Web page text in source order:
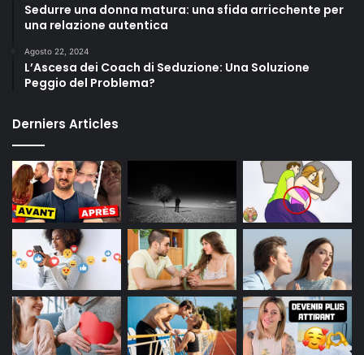
Sedurre una donna matura: una sfida arricchente per
una relazione autentica
Agosto 22, 2024
L’Ascesa dei Coach di Seduzione: Una Soluzione
Peggio del Problema?
Derniers Articles